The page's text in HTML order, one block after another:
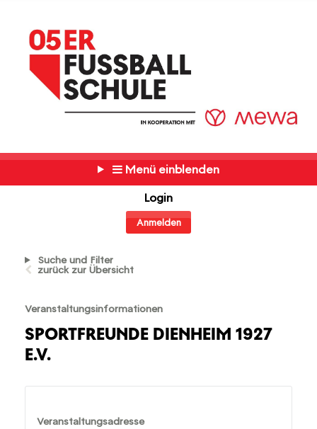
Menü einblenden
Login
Anmelden
Suche und Filter
zurück zur Übersicht
Veranstaltungsinformationen
SPORTFREUNDE DIENHEIM 1927
E.V.
Veranstaltungsadresse